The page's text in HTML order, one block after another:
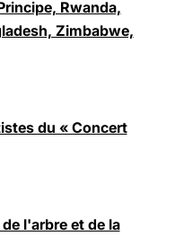
Rwanda,
Zimbabwe,
du « Concert
l'arbre et de la